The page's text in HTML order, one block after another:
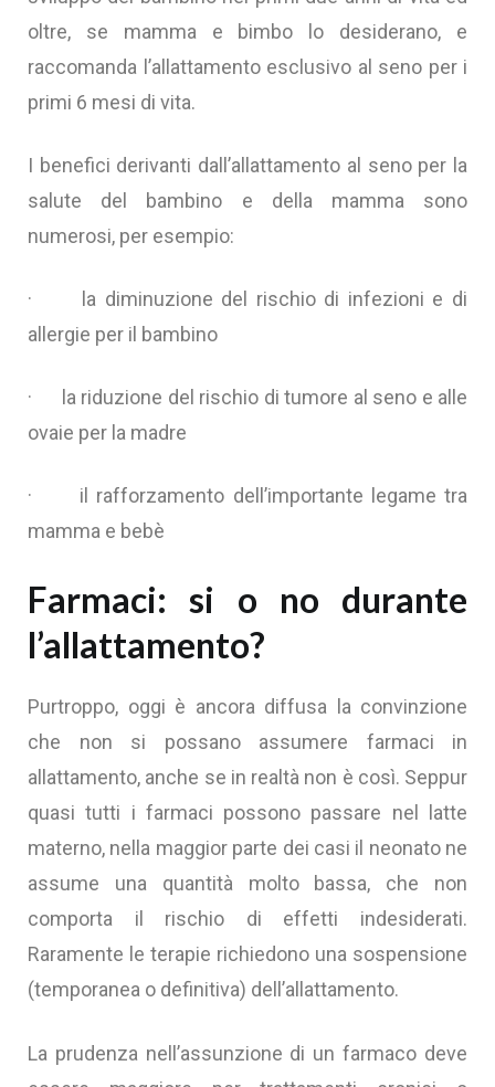
oltre, se mamma e bimbo lo desiderano, e
raccomanda l’allattamento esclusivo al seno per i
primi 6 mesi di vita.
I benefici derivanti dall’allattamento al seno per la
salute del bambino e della mamma sono
numerosi, per esempio:
· la diminuzione del rischio di infezioni e di
allergie per il bambino
· la riduzione del rischio di tumore al seno e alle
ovaie per la madre
· il rafforzamento dell’importante legame tra
mamma e bebè
Farmaci: si o no durante
l’allattamento?
Purtroppo, oggi è ancora diffusa la convinzione
che non si possano assumere farmaci in
allattamento, anche se in realtà non è così. Seppur
quasi tutti i farmaci possono passare nel latte
materno, nella maggior parte dei casi il neonato ne
assume una quantità molto bassa, che non
comporta il rischio di effetti indesiderati.
Raramente le terapie richiedono una sospensione
(temporanea o definitiva) dell’allattamento.
La prudenza nell’assunzione di un farmaco deve